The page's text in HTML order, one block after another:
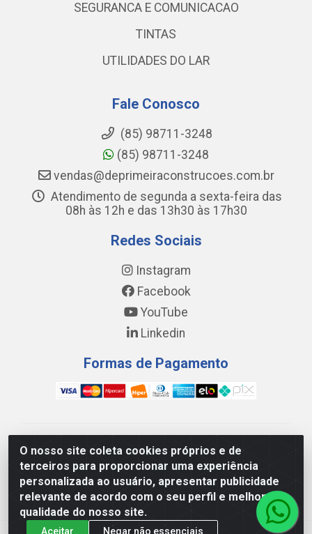
O nosso site coleta cookies próprios e de
terceiros para proporcionar uma experiência
personalizada ao usuário, apresentar publicidade
relevante de acordo com o seu perfil e melhorar a
qualidade do nosso site.
Aceitar Negar não essenciais
SEGURANCA E COMUNICACAO
TINTAS
UTILIDADES DO LAR
Fale Conosco
(85) 98711-3248
(85) 98711-3248
vendas@deprimeiraconstrucoes.com.br
Atendimento de segunda a sexta-feira das
08h às 12h e das 13h30 às 17h30
Redes Sociais
Instagram
Facebook
YouTube
Linkedin
Formas de Pagamento
WING DISTRIBUIDORA COMÉRCIO E LOGÍSTICA DE
MATERIAL DE CONSTRUÇÕES LTDA - AV. DA
INTEGRAÇÃO, 790 - PATRÍCIA GOMES, CAUCAIA/CE -
CEP 61.604-505 - CNPJ 17.523.384/0001-20